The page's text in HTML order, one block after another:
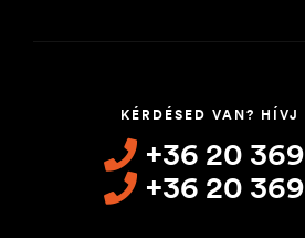
KÉRDÉSED VAN? HÍVJ
+36 20
+36 20